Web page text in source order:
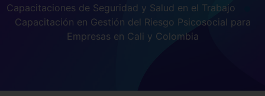
Capacitaciones de Seguridad y Salud en el Trabajo
Capacitación en Gestión del Riesgo Psicosocial para
Empresas en Cali y Colombia